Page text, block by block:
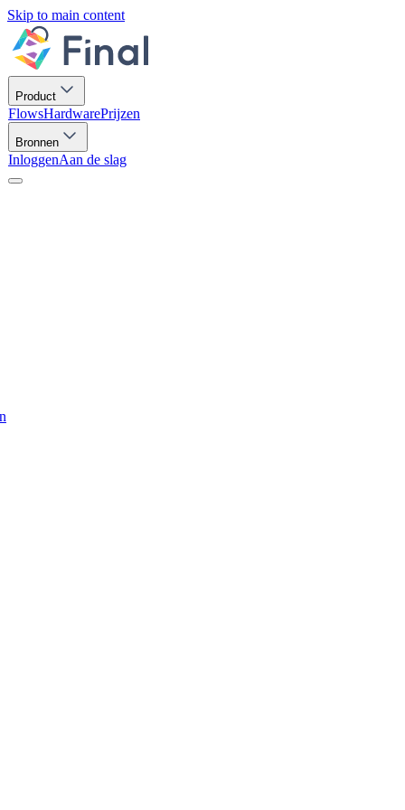
Skip to main content
Product
FlowsHardwarePrijzen
Bronnen
InloggenAan de slag